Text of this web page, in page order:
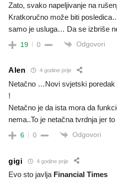
Zato, svako napeljivanje na
Kratkoručno može biti
samo je usluga… Da se izbriše
19 0 Odgovori
Alen 4 godine prije
Netačno …Novi svjetski poredak
!
Netačno je da ista mora da
nema..To je netačna tvrdnja jer
6 0 Odgovori
gigi 4 godine prije
Evo sto javlja Financial Times